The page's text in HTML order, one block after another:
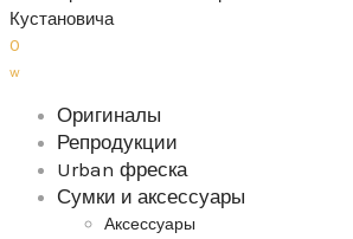
0
w
Оригиналы
Репродукции
Urban фреска
Сумки и аксессуары
Аксессуары